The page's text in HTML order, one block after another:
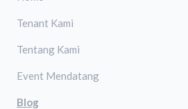
Tenant Kami
Tentang Kami
Event Mendatang
Blog